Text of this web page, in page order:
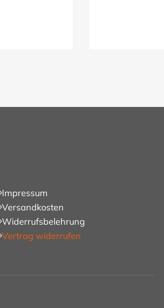
Impressum
Versandkosten
Widerrufsbelehrung
Vertrag widerrufen